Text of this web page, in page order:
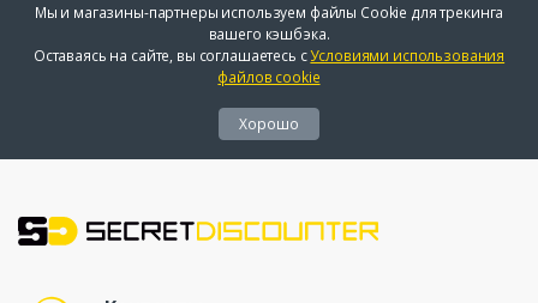
Мы и магазины-партнеры используем файлы Cookie для трекинга
вашего кэшбэка.
Оставаясь на сайте, вы соглашаетесь сУсловиями использования
файлов cookie
Хорошо